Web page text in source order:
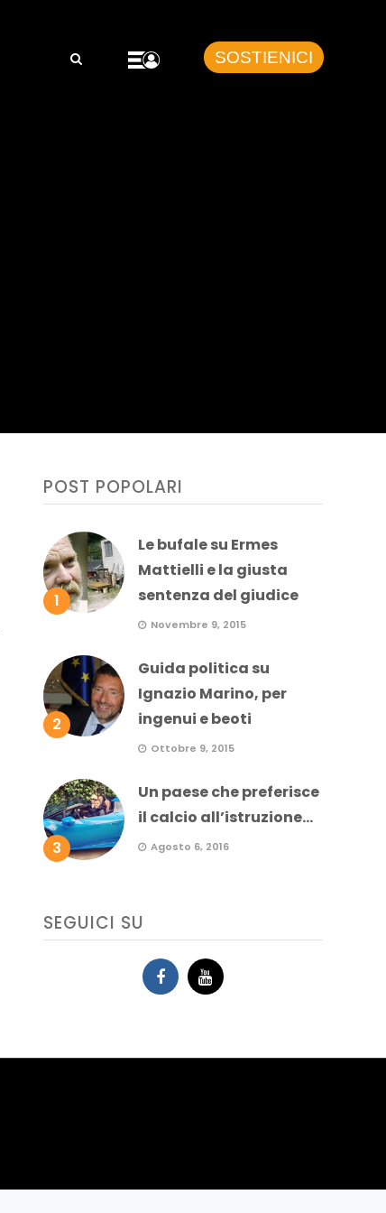
SOSTIENICI
POST POPOLARI
1
Le bufale su Ermes
Mattielli e la giusta
sentenza del giudice
Novembre 9, 2015
2
Guida politica su
Ignazio Marino, per
ingenui e beoti
Ottobre 9, 2015
3
Un paese che preferisce
il calcio all’istruzione...
Agosto 6, 2016
SEGUICI SU